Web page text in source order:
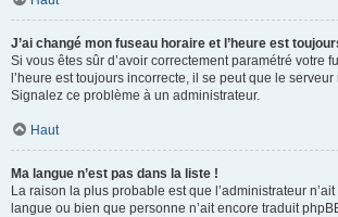
J’ai changé mon fuseau horaire et l’heure est
Si vous êtes sûr d’avoir correctement paramétré votre
l’heure est toujours incorrecte, il se peut que le serveur
Signalez ce problème à un administrateur.
Haut
Ma langue n’est pas dans la liste !
La raison la plus probable est que l’administrateur
langue ou bien que personne n’ait encore traduit